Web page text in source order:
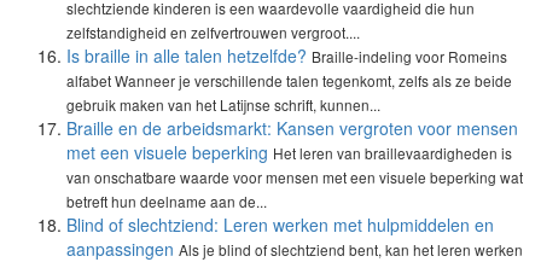
slechtziende kinderen is een waardevolle vaardigheid die hun
zelfstandigheid en zelfvertrouwen vergroot....
Is braille in alle talen hetzelfde? Braille-indeling voor Romeins
alfabet Wanneer je verschillende talen tegenkomt, zelfs als ze beide
gebruik maken van het Latijnse schrift, kunnen...
Braille en de arbeidsmarkt: Kansen vergroten voor mensen
met een visuele beperking Het leren van braillevaardigheden is
van onschatbare waarde voor mensen met een visuele beperking wat
betreft hun deelname aan de...
Blind of slechtziend: Leren werken met hulpmiddelen en
aanpassingen Als je blind of slechtziend bent, kan het leren werken